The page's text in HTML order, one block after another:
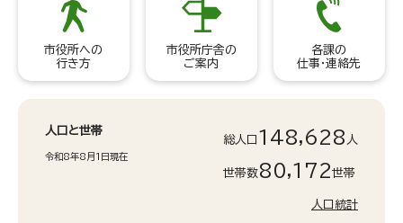
市役所への
行き方
市役所庁舎の
ご案内
各課の
仕事・連絡先
人口と世帯
令和8年8月1日現在
総人口 148,628 人
世帯数80,172世帯
人口統計